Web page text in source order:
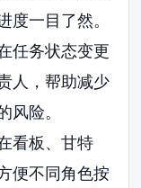
度一目了然。
任务状态变更
人，帮助减少
风险。
看板、甘特
便不同角色按